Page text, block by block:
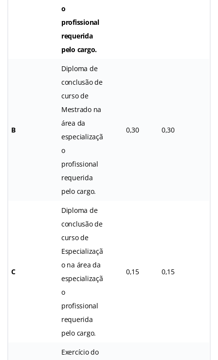
o
profissional
requerida
pelo cargo.
B
Diploma de
conclusão de
curso de
Mestrado na
área da
especializaçã
o
profissional
requerida
pelo cargo.
0,30 0,30
C
Diploma de
conclusão de
curso de
Especializaçã
o na área da
especializaçã
o
profissional
requerida
pelo cargo.
0,15 0,15
Exercício do